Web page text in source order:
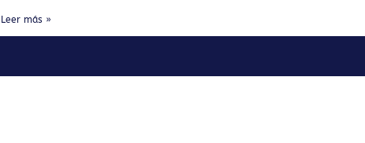
Leer más »